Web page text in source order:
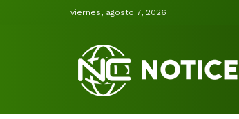
viernes, agosto 7, 2026